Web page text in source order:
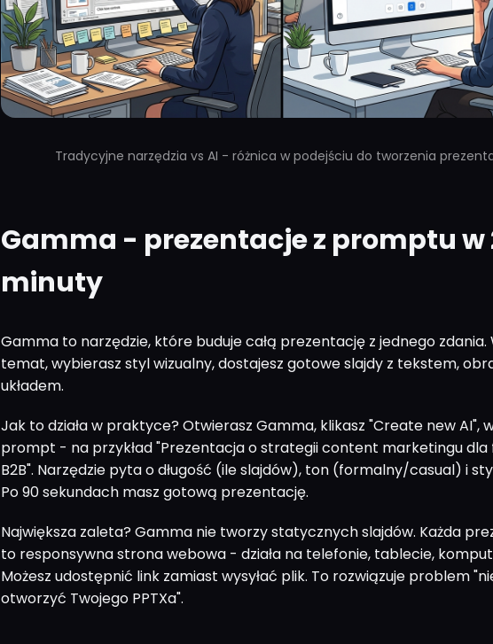
Tradycyjne narzędzia vs AI - różnica w podejściu do tworzenia
Gamma - prezentacje z promptu w
minuty
Gamma to narzędzie, które buduje całą prezentację z jednego zdania.
temat, wybierasz styl wizualny, dostajesz gotowe slajdy z tekstem,
układem.
Jak to działa w praktyce? Otwierasz Gamma, klikasz "Create new AI",
prompt - na przykład "Prezentacja o strategii content marketingu dla
B2B". Narzędzie pyta o długość (ile slajdów), ton (formalny/casual) i
Po 90 sekundach masz gotową prezentację.
Największa zaleta? Gamma nie tworzy statycznych slajdów. Każda
to responsywna strona webowa - działa na telefonie, tablecie,
Możesz udostępnić link zamiast wysyłać plik. To rozwiązuje problem
otworzyć Twojego PPTXa".